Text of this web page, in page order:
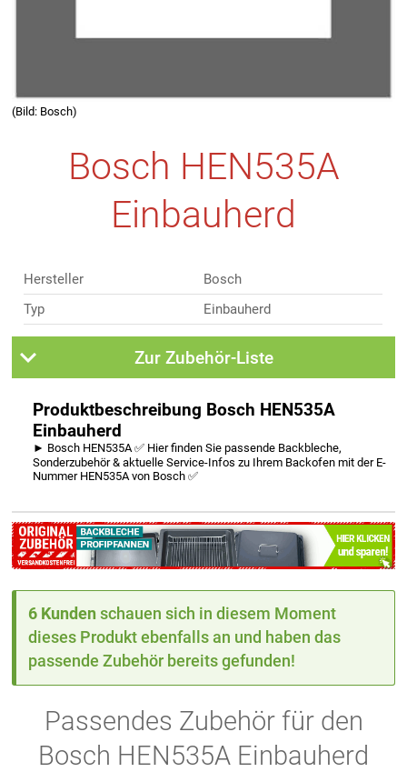
(Bild: Bosch)
Bosch HEN535A
Einbauherd
Hersteller
Bosch
Typ
Einbauherd
Zur Zubehör-Liste
Produktbeschreibung Bosch HEN535A
Einbauherd
► Bosch HEN535A ✅ Hier finden Sie passende Backbleche,
Sonderzubehör & aktuelle Service-Infos zu Ihrem Backofen mit der E-
Nummer HEN535A von Bosch ✅
6 Kunden schauen sich in diesem Moment
dieses Produkt ebenfalls an und haben das
passende Zubehör bereits gefunden!
Passendes Zubehör für den
Bosch HEN535A Einbauherd